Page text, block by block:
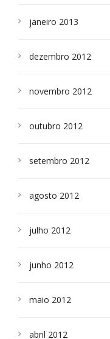
janeiro 2013
dezembro 2012
novembro 2012
outubro 2012
setembro 2012
agosto 2012
julho 2012
junho 2012
maio 2012
abril 2012